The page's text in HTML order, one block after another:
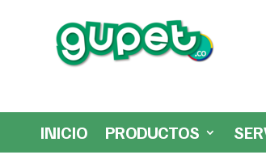
INICIO PRODUCTOS